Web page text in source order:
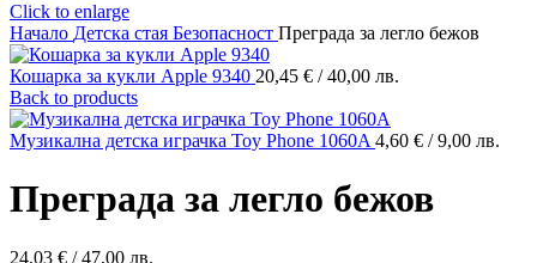
Click to enlarge
Начало Детска стая Безопасност Преграда за легло бежов
Кошарка за кукли Apple 9340 20,45 € / 40,00 лв.
Back to products
Музикална детска играчка Toy Phone 1060A 4,60 € / 9,00 лв.
Преграда за легло бежов
24,03 € / 47,00 лв.